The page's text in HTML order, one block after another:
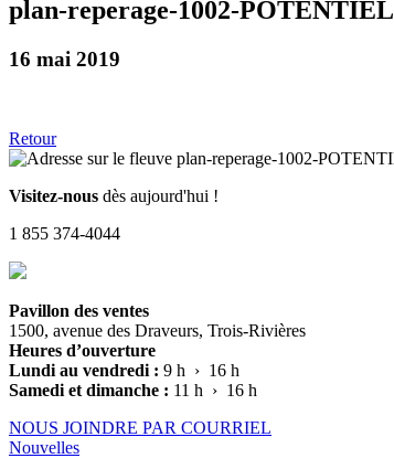
plan-reperage-1002-POTENTIEL
16 mai 2019
Retour
Visitez-nous dès aujourd'hui !
1 855 374-4044
Pavillon des ventes
1500, avenue des Draveurs, Trois-Rivières
Heures d’ouverture
Lundi au vendredi : 9 h › 16 h
Samedi et dimanche : 11 h › 16 h
NOUS JOINDRE PAR COURRIEL
Nouvelles